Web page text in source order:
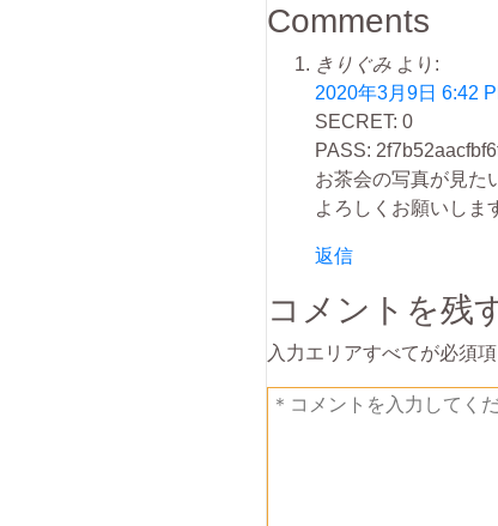
Comments
きりぐみ より:
2020年3月9日 6:42
SECRET: 0
PASS:
お茶会の写真が見た
よろしくお願いしま
返信
コメントを残
入力エリアすべてが必須